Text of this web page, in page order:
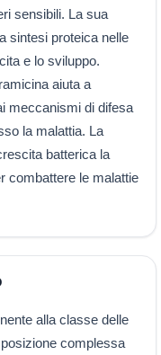
sensibili. La sua
sintesi proteica nelle
e lo sviluppo.
aiuta a
meccanismi di difesa
la malattia. La
batterica la
combattere le malattie
alla classe delle
complessa